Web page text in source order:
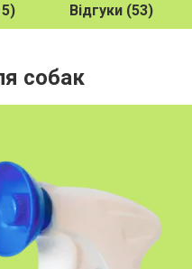
Відгуки (53)
собак